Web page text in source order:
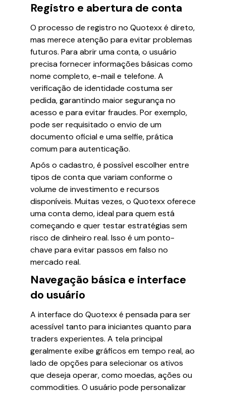
Registro e abertura de conta
O processo de registro no Quotexx é direto,
mas merece atenção para evitar problemas
futuros. Para abrir uma conta, o usuário
precisa fornecer informações básicas como
nome completo, e-mail e telefone. A
verificação de identidade costuma ser
pedida, garantindo maior segurança no
acesso e para evitar fraudes. Por exemplo,
pode ser requisitado o envio de um
documento oficial e uma selfie, prática
comum para autenticação.
Após o cadastro, é possível escolher entre
tipos de conta que variam conforme o
volume de investimento e recursos
disponíveis. Muitas vezes, o Quotexx oferece
uma conta demo, ideal para quem está
começando e quer testar estratégias sem
risco de dinheiro real. Isso é um ponto-
chave para evitar passos em falso no
mercado real.
Navegação básica e interface
do usuário
A interface do Quotexx é pensada para ser
acessível tanto para iniciantes quanto para
traders experientes. A tela principal
geralmente exibe gráficos em tempo real, ao
lado de opções para selecionar os ativos
que deseja operar, como moedas, ações ou
commodities. O usuário pode personalizar